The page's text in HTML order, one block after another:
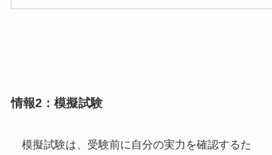
情報2：模擬試験
模擬試験は、受験前に自分の実力を確認するた